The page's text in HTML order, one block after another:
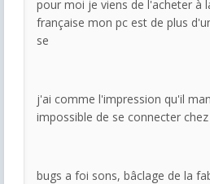
pour moi je viens de l'acheter à
française mon pc est de plus
se
j'ai comme l'impression qu'il
impossible de se connecter chez
bugs a foi sons, bâclage de la